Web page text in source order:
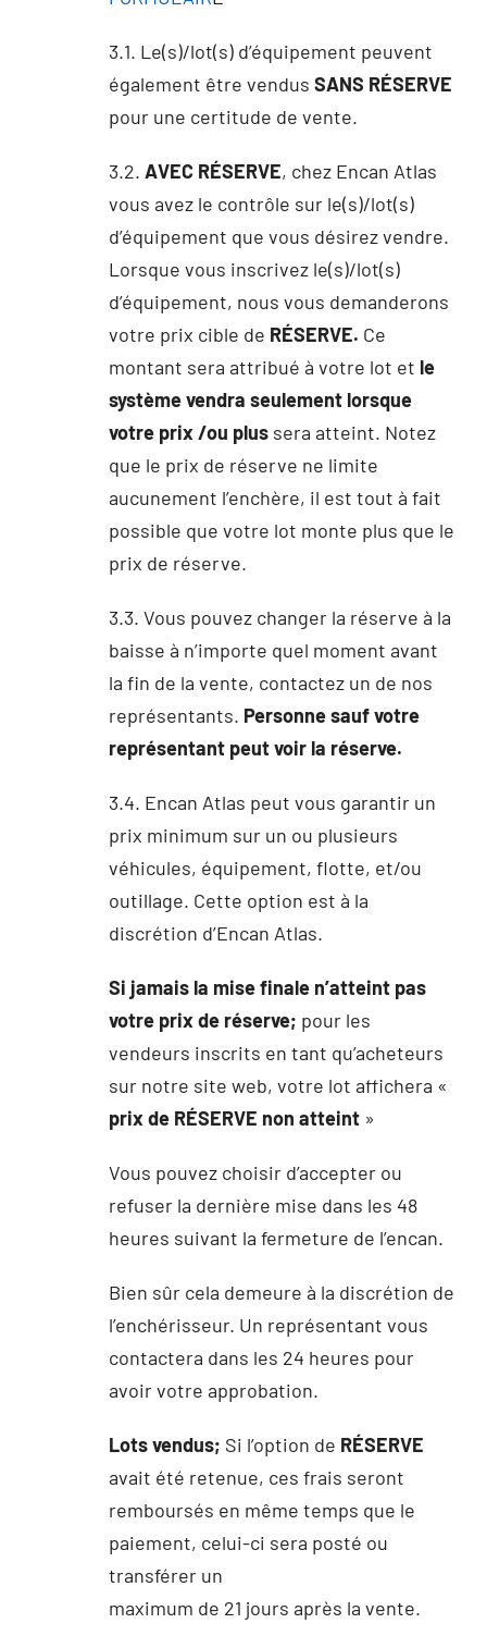
3.1. Le(s)/lot(s) d’équipement peuvent
également être vendus SANS RÉSERVE
pour une certitude de vente.
3.2. AVEC RÉSERVE, chez Encan Atlas
vous avez le contrôle sur le(s)/lot(s)
d’équipement que vous désirez vendre.
Lorsque vous inscrivez le(s)/lot(s)
d’équipement, nous vous demanderons
votre prix cible de RÉSERVE. Ce
montant sera attribué à votre lot et le
système vendra seulement lorsque
votre prix /ou plussera atteint. Notez
que le prix de réserve ne limite
aucunement l’enchère, il est tout à fait
possible que votre lot monte plus que le
prix de réserve.
3.3. Vous pouvez changer la réserve à la
baisse à n’importe quel moment avant
la fin de la vente, contactez un de nos
représentants. Personne sauf votre
représentant peut voir la réserve.
3.4. Encan Atlas peut vous garantir un
prix minimum sur un ou plusieurs
véhicules, équipement, flotte, et/ou
outillage. Cette option est à la
discrétion d’Encan Atlas.
Si jamais la mise finale n’atteint pas
votre prix de réserve; pour les
vendeurs inscrits en tant qu’acheteurs
sur notre site web, votre lot affichera «
prix de RÉSERVE non atteint»
Vous pouvez choisir d’accepter ou
refuser la dernière mise dans les 48
heures suivant la fermeture de l’encan.
Bien sûr cela demeure à la discrétion de
l’enchérisseur. Un représentant vous
contactera dans les 24 heures pour
avoir votre approbation.
Lots vendus; Si l’option de RÉSERVE
avait été retenue, ces frais seront
remboursés en même temps que le
paiement, celui-ci sera posté ou
transférer un
maximum de 21 jours après la vente.